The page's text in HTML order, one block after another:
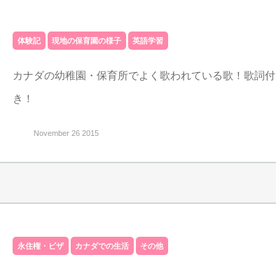
体験記 現地の保育園の様子 英語学習
カナダの幼稚園・保育所でよく歌われている歌！歌詞付
き！
November 26 2015
永住権・ビザ カナダでの生活 その他